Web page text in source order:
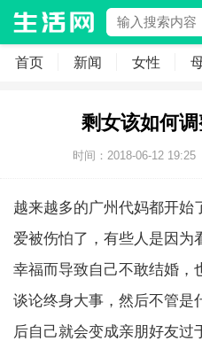
首页 新闻 女性
剩女该如何
时间：2018-06-12 19:25
越来越多的广州代妈都开始
爱被伤怕了，有些人是因为
幸福而导致自己不敢结婚，
谈论终身大事，然后不管是
后自己就会变成亲朋好友过